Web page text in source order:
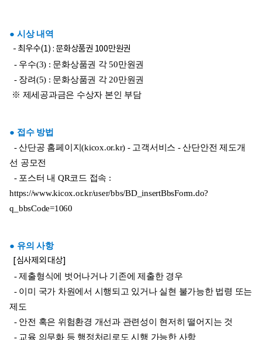
● 시상 내역
- 최우수(1) : 문화상품권 100만원권
- 우수(3) : 문화상품권 각 50만원권
- 장려(5) : 문화상품권 각 20만원권
※ 제세공과금은 수상자 본인 부담
● 접수 방법
- 산단공 홈페이지(kicox.or.kr) - 고객서비스 - 산단안전 제도개
선 공모전
- 포스터 내 QR코드 접속 :
https://www.kicox.or.kr/user/bbs/BD_insertBbsForm.do?
q_bbsCode=1060
● 유의 사항
[심사제외 대상]
- 제출형식에 벗어나거나 기존에 제출한 경우
- 이미 국가 차원에서 시행되고 있거나 실현 불가능한 법령 또는
제도
- 안전 혹은 위험환경 개선과 관련성이 현저히 떨어지는 것
- 교육 의무화 등 행정처리로도 시행 가능한 사항